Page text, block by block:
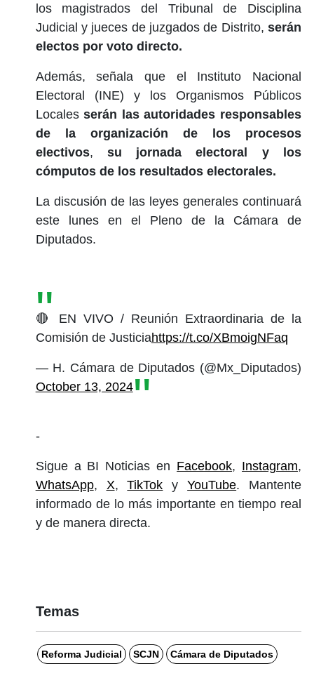
los magistrados del Tribunal de Disciplina
Judicial y jueces de juzgados de Distrito, serán
electos por voto directo.
Además, señala que el Instituto Nacional
Electoral (INE) y los Organismos Públicos
Localesserán las autoridades responsables
de la organización de los procesos
electivos, su jornada electoral y los
cómputos de los resultados electorales.
La discusión de las leyes generales continuará
este lunes en el Pleno de la Cámara de
Diputados.
🔴 EN VIVO / Reunión Extraordinaria de la
Comisión de Justiciahttps://t.co/XBmoigNFaq
— H. Cámara de Diputados (@Mx_Diputados)
October 13, 2024
-
Sigue a BI Noticias en Facebook, Instagram,
WhatsApp, X,TikTok yYouTube. Mantente
informado de lo más importante en tiempo real
y de manera directa.
Temas
Reforma Judicial SCJN Cámara de Diputados